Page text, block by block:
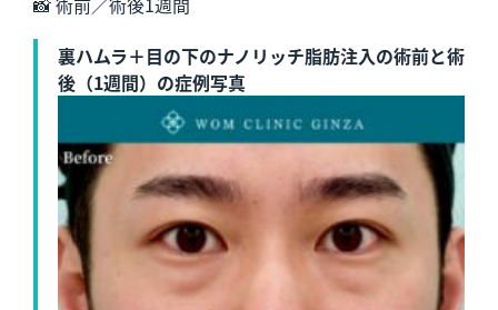
裏ハムラ＋目の下のナノリッチ脂肪注入の術前と術
後（1週間）の症例写真